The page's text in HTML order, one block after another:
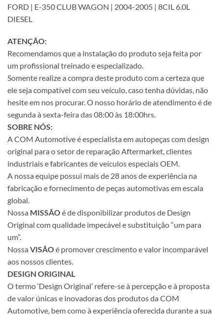
FORD | E-350 CLUB WAGON | 2004-2005 | 8CIL 6.0L
DIESEL
ATENÇÃO:
Recomendamos que a instalação do produto seja feita por
um profissional treinado e especializado.
Somente realize a compra deste produto com a certeza que
ele seja compatível com seu veículo, caso tenha dúvidas, não
hesite em nos procurar. O nosso horário de atendimento é de
segunda à sexta-feira das 08:00 às 18:00hrs.
SOBRE NÓS:
A COM Automotive é especialista em autopeças com design
original para o setor de reparação Aftermarket, clientes
industriais e fabricantes de veículos especiais OEM.
A nossa equipe possui mais de 28 anos de experiência na
fabricação e fornecimento de peças automotivas em escala
global.
Nossa MISSÃOé de disponibilizar produtos de Design
Original com qualidade impecável e substituição “um para
um”.
Nossa VISÃOé promover crescimento e valor incomparável
aos nossos clientes.
DESIGN ORIGINAL
O termo ‘Design Original’ refere-se à percepção e à proposta
de valor únicas e inovadoras dos produtos da COM
Automotive, bem como à experiência oferecida durante a sua